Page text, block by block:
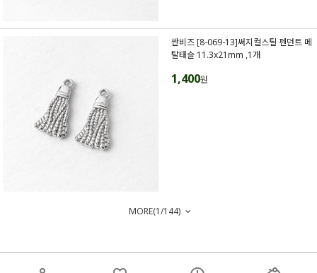
싼비즈 [8-069-13]써지컬스틸 펜던트 메
탈태슬 11.3x21mm ,1개
1,400원
MORE(1/144)